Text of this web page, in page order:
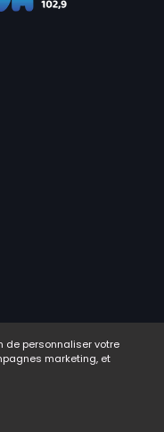
de personnaliser votre
marketing, et